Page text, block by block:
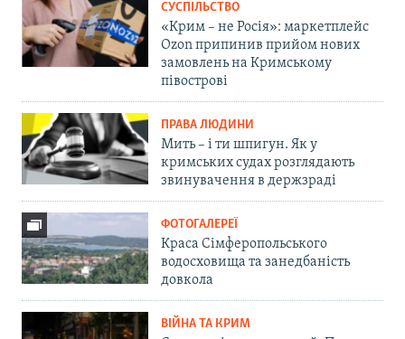
СУСПІЛЬСТВО
«Крим – не Росія»: маркетплейс
Ozon припинив прийом нових
замовлень на Кримському
півострові
ПРАВА ЛЮДИНИ
Мить – і ти шпигун. Як у
кримських судах розглядають
звинувачення в держзраді
ФОТОГАЛЕРЕЇ
Краса Сімферопольського
водосховища та занедбаність
довкола
ВІЙНА ТА КРИМ